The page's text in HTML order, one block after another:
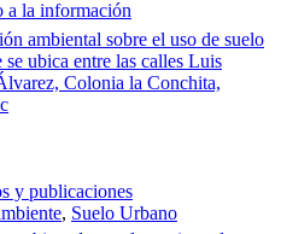
a la información
ambiental sobre el uso de suelo
ubica entre las calles Luis
Colonia la Conchita,
y publicaciones
, Suelo Urbano